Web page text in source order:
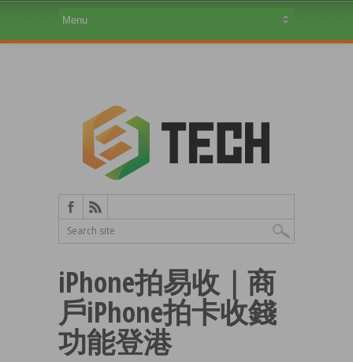
iPhone拍易收｜商
戶iPhone拍卡收錢
功能登港